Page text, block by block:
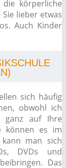
körperliche
lieber etwas
Auch Kinder
sich häufig
obwohl ich
ganz auf Ihre
können es im
man sich
DVDs und
Das